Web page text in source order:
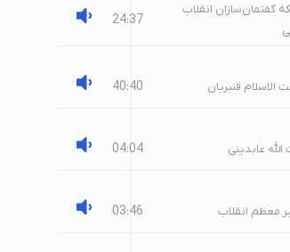
گفتمان‌سازان انقلاب
24:37
الاسلام قنبریان 40:40
الله عابدینی 04:04
معظم انقلاب 03:46